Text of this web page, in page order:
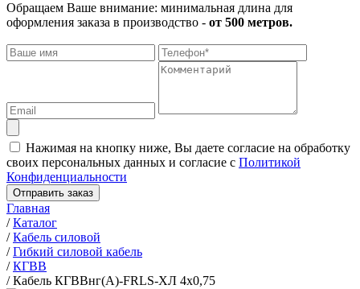
Обращаем Ваше внимание: минимальная длина для
оформления заказа в производство - от 500 метров.
Нажимая на кнопку ниже, Вы даете согласие на обработку
своих персональных данных и согласие с Политикой
Конфиденциальности
Отправить заказ
Главная
/Каталог
/Кабель силовой
/Гибкий силовой кабель
/КГВВ
/Кабель КГВВнг(А)-FRLS-ХЛ 4х0,75